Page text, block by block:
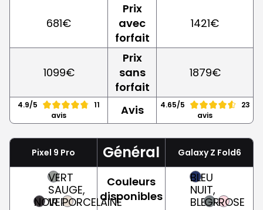
681€
Prix
avec
forfait
1421€
1099€
Prix
sans
forfait
1879€
4.9/5
11
avis
Avis 4.65/5
23
avis
Pixel 9 Pro Général Galaxy Z Fold6
NOIR
VERT
SAUGE,
VERTPORCELAINE
Couleurs
disponibles
BLEU
NUIT,
BLEUGRISROSE